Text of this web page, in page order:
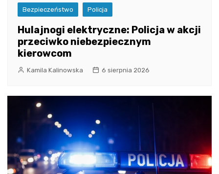
Bezpieczeństwo Policja
Hulajnogi elektryczne: Policja w akcji
przeciwko niebezpiecznym
kierowcom
Kamila Kalinowska 6 sierpnia 2026